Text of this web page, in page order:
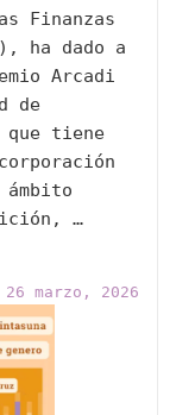
Finanzas
ha dado a
Arcadi
de
que tiene
…
26 marzo, 2026